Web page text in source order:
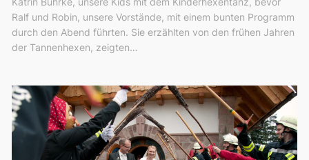
Ralf und Robin, unsere Vorstände, mit einem bunten Programm
durch den Abend führten. Sie erzählten von den frühen Jahren
der Tannenhexen, zeigten…